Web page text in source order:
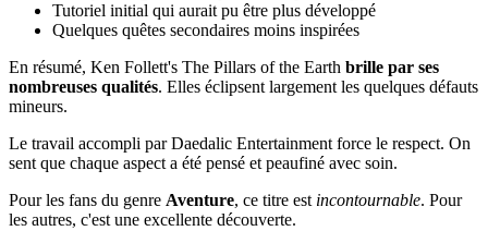
Tutoriel initial qui aurait pu être plus développé
Quelques quêtes secondaires moins inspirées
En résumé, Ken Follett's The Pillars of the Earth brille par ses
nombreuses qualités. Elles éclipsent largement les quelques défauts
mineurs.
Le travail accompli par Daedalic Entertainment force le respect. On
sent que chaque aspect a été pensé et peaufiné avec soin.
Pour les fans du genre Aventure, ce titre est incontournable. Pour
les autres, c'est une excellente découverte.